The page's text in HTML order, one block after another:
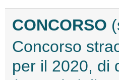
CONCORSO
Concorso
per il 2020, di